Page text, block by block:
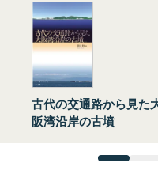
古代の交通路から見た
阪湾沿岸の古墳